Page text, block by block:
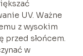
UV. Ważne
z wysokim
przed słońcem.
w